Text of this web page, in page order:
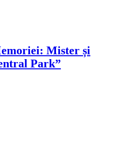
Mister și
Park”